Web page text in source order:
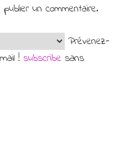
un commentaire.
Prévenez-
! subscribe sans